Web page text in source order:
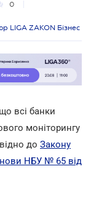
0
LIGA ZAKON Бізнес
всі банки
моніторингу
до Закону
НБУ № 65 від